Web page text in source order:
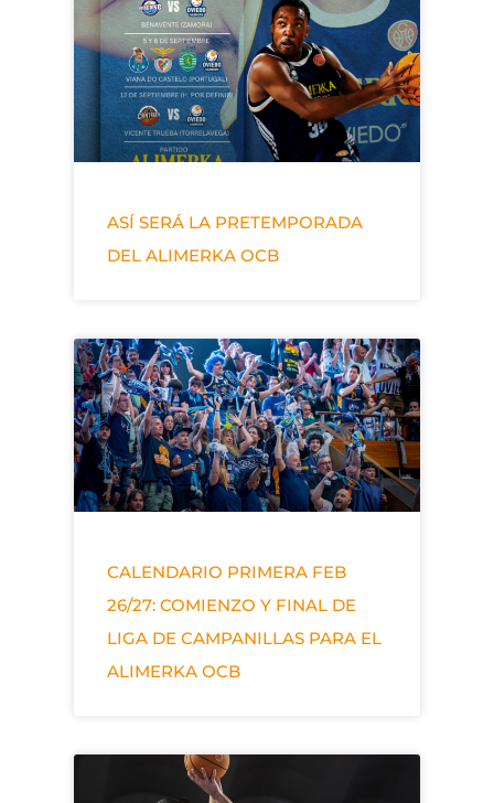
ASÍ SERÁ LA PRETEMPORADA
DEL ALIMERKA OCB
CALENDARIO PRIMERA FEB
26/27: COMIENZO Y FINAL DE
LIGA DE CAMPANILLAS PARA EL
ALIMERKA OCB